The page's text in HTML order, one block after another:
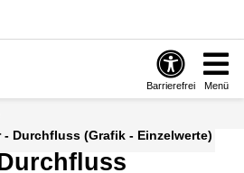
Barrierefrei Menü
Durchfluss (Grafik - Einzelwerte)